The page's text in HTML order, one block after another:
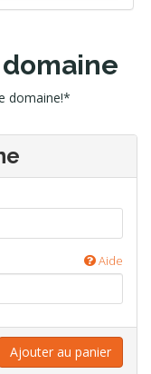
domaine!*
Aide
Ajouter au panier